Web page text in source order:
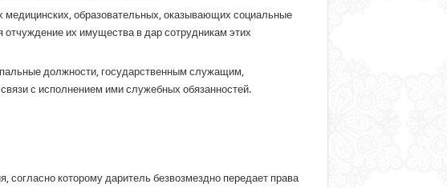
медицинских, образовательных, оказывающих социальные
отчуждение их имущества в дар сотрудникам этих
должности, государственным служащим,
с исполнением ими служебных обязанностей.
которому даритель безвозмездно передает права